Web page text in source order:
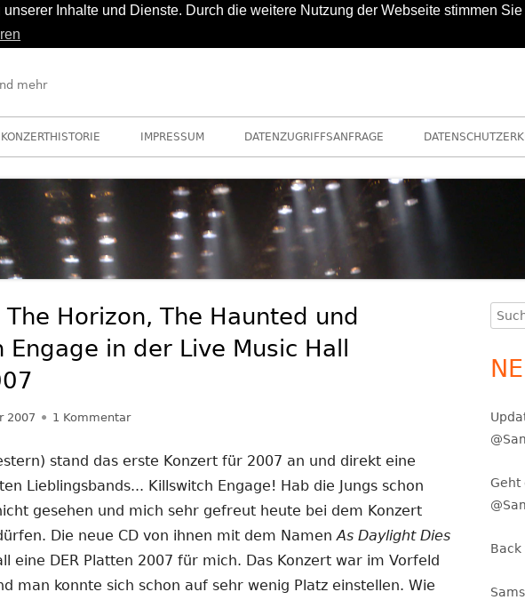
Inhalte und Dienste. Durch die weitere Nutzung der Webseite stimmen Sie
mehr
KONZERTHISTORIE IMPRESSUM DATENZUGRIFFSANFRAGE
The Horizon, The Haunted und
Engage in der Live Music Hall
2007 1 Kommentarzu Bring Me The Horizon, The Haunted und Killswitch Engage in der
stand das erste Konzert für 2007 an und direkt eine
Lieblingsbands... Killswitch Engage! Hab die Jungs schon
gesehen und mich sehr gefreut heute bei dem Konzert
Die neue CD von ihnen mit dem Namen As Daylight Dies
eine DER Platten 2007 für mich. Das Konzert war im Vorfeld
man konnte sich schon auf sehr wenig Platz einstellen. Wie
nach:
Geht